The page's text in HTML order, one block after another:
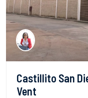
Castillito San
Vent